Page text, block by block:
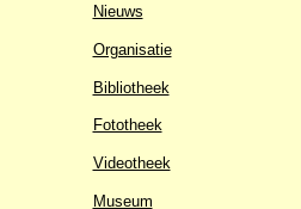
Nieuws
Organisatie
Bibliotheek
Fototheek
Videotheek
Museum